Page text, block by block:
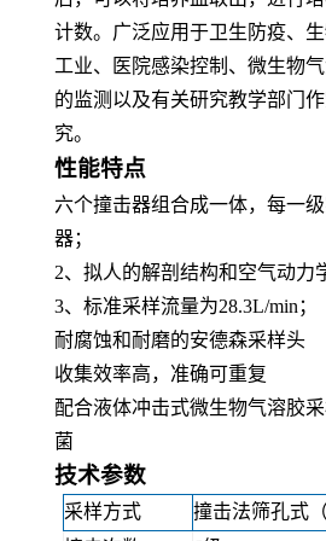
计数。 广泛应用于卫生防疫、
工业、 医院感染控制 、 微生物
的监测以及有关研究教学部门
究。
性能特点
六个撞击器组合成一体，每一
器；
2、 拟人的解剖结构和空气动力
3、 标准采样流量为28.3L/min ；
耐腐蚀和耐磨的安德森采样头
收集效率高，准确可重复
配合液体冲击式微生物气溶胶
菌
技术参数
采样方式
撞击法筛孔式